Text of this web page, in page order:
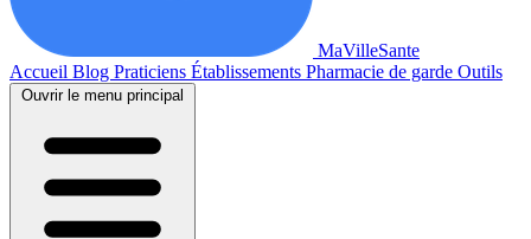
MaVilleSante
Accueil Blog Praticiens Établissements Pharmacie de garde Outils
Ouvrir le menu principal